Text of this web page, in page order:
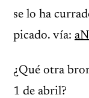
se lo ha
picado. vía:
¿Qué otra
1 de abril?